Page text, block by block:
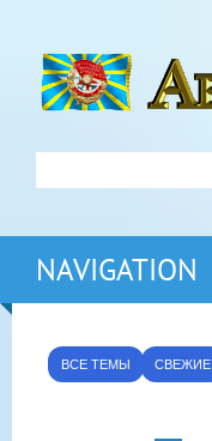
NAVIGATION
ВСЕ ТЕМЫ СВЕЖИЕ